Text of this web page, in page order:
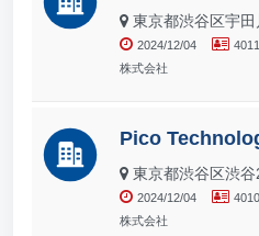
東京都渋谷区宇
2024/12/04
株式会社
Pico
東京都渋谷区渋
2024/12/04
株式会社